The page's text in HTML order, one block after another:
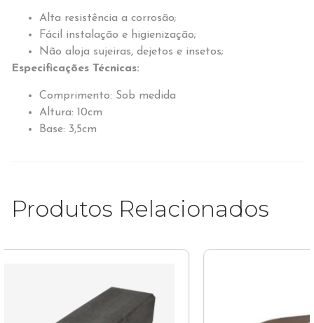
Alta resistência a corrosão;
Fácil instalação e higienização;
Não aloja sujeiras, dejetos e insetos;
Especificações Técnicas:
Comprimento: Sob medida
Altura: 10cm
Base: 3,5cm
Produtos Relacionados